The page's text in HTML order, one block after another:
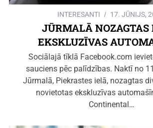
INTERESANTI 17. JŪNIJS,
JŪRMALĀ NOZAGTAS
EKSKLUZĪVAS
Sociālajā tīklā Facebook.com
sauciens pēc palīdzības. Naktī no
Jūrmalā, Piekrastes ielā, nozagtas
novietotas ekskluzīvas
Continental…